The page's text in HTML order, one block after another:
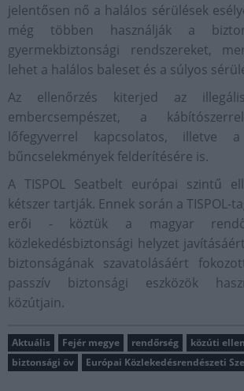
jelentősen nő a halálos sérülések
még többen használják a
gyermekbiztonsági rendszereket,
lehet a halálos baleset és a súlyos
Az ellenőrzés kiterjed az
embercsempészet, a
lőfegyverrel kapcsolatos, illetve
bűncselekmények felderítésére is.
A TISPOL Seatbelt európai szintű
kétszer tartják. Ennek során a TISPOL-
erői - köztük a magyar
közlekedésbiztonsági helyzet
biztonságának szavatolásáért
passzív biztonsági eszközök
közútjain.
Aktuális Fejér megye rendőrség
közúti
biztonsági öv
Európai Közlekedésrendészeti